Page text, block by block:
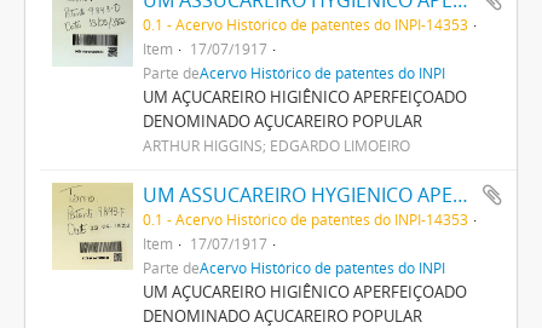
0.1 - Acervo Histórico de patentes do INPI-14353
Item
17/07/1917
Parte deAcervo Histórico de patentes do INPI
UM AÇUCAREIRO HIGIÊNICO APERFEIÇOADO
DENOMINADO AÇUCAREIRO POPULAR
ARTHUR HIGGINS; EDGARDO LIMOEIRO
UM ASSUCAREIRO HYGIENICO APERFEIÇOADO DENOMINADO ASSUCAREIRO POPULAR
0.1 - Acervo Histórico de patentes do INPI-14353
Item
17/07/1917
Parte deAcervo Histórico de patentes do INPI
UM AÇUCAREIRO HIGIÊNICO APERFEIÇOADO
DENOMINADO AÇUCAREIRO POPULAR